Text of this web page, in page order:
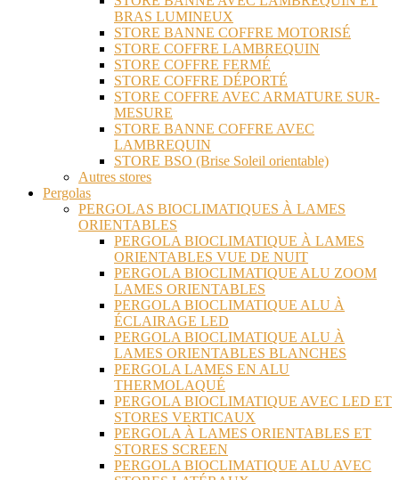
BRAS LUMINEUX
STORE BANNE COFFRE MOTORISÉ
STORE COFFRE LAMBREQUIN
STORE COFFRE FERMÉ
STORE COFFRE DÉPORTÉ
STORE COFFRE AVEC ARMATURE SUR-
MESURE
STORE BANNE COFFRE AVEC
LAMBREQUIN
STORE BSO (Brise Soleil orientable)
Autres stores
Pergolas
PERGOLAS BIOCLIMATIQUES À LAMES
ORIENTABLES
PERGOLA BIOCLIMATIQUE À LAMES
ORIENTABLES VUE DE NUIT
PERGOLA BIOCLIMATIQUE ALU ZOOM
LAMES ORIENTABLES
PERGOLA BIOCLIMATIQUE ALU À
ÉCLAIRAGE LED
PERGOLA BIOCLIMATIQUE ALU À
LAMES ORIENTABLES BLANCHES
PERGOLA LAMES EN ALU
THERMOLAQUÉ
PERGOLA BIOCLIMATIQUE AVEC LED ET
STORES VERTICAUX
PERGOLA À LAMES ORIENTABLES ET
STORES SCREEN
PERGOLA BIOCLIMATIQUE ALU AVEC